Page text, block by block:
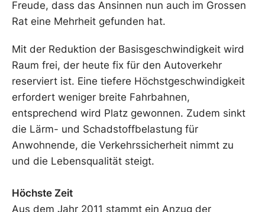
Freude, dass das Ansinnen nun auch im Grossen
Rat eine Mehrheit gefunden hat.
Mit der Reduktion der Basisgeschwindigkeit wird
Raum frei, der heute fix für den Autoverkehr
reserviert ist. Eine tiefere Höchstgeschwindigkeit
erfordert weniger breite Fahrbahnen,
entsprechend wird Platz gewonnen. Zudem sinkt
die Lärm- und Schadstoffbelastung für
Anwohnende, die Verkehrssicherheit nimmt zu
und die Lebensqualität steigt.
Höchste Zeit
Aus dem Jahr 2011 stammt ein Anzug der